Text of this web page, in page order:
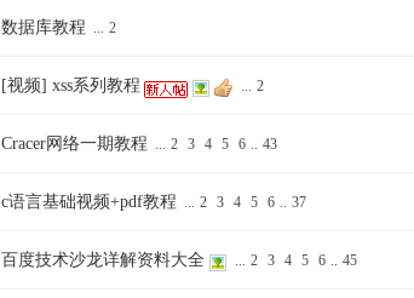
数据库教程 ... 2
[视频] xss系列教程 ... 2
Cracer网络一期教程 ... 2 3 4 5 6 .. 43
c语言基础视频+pdf教程 ... 2 3 4 5 6 .. 37
百度技术沙龙详解资料大全 ... 2 3 4 5 6 .. 45